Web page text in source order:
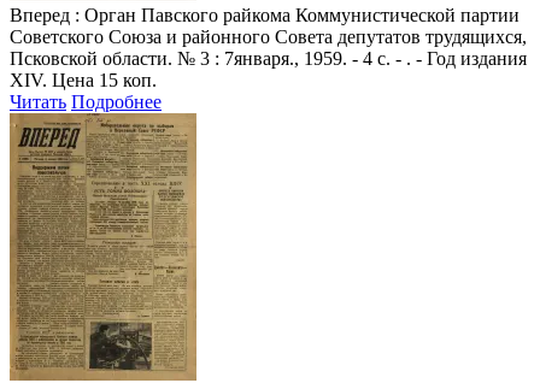
Вперед : Орган Павского райкома Коммунистической партии
Советского Союза и районного Совета депутатов трудящихся,
Псковской области. № 3 : 7января., 1959. - 4 с. - . - Год издания
XIV. Цена 15 коп.
Читать Подробнее